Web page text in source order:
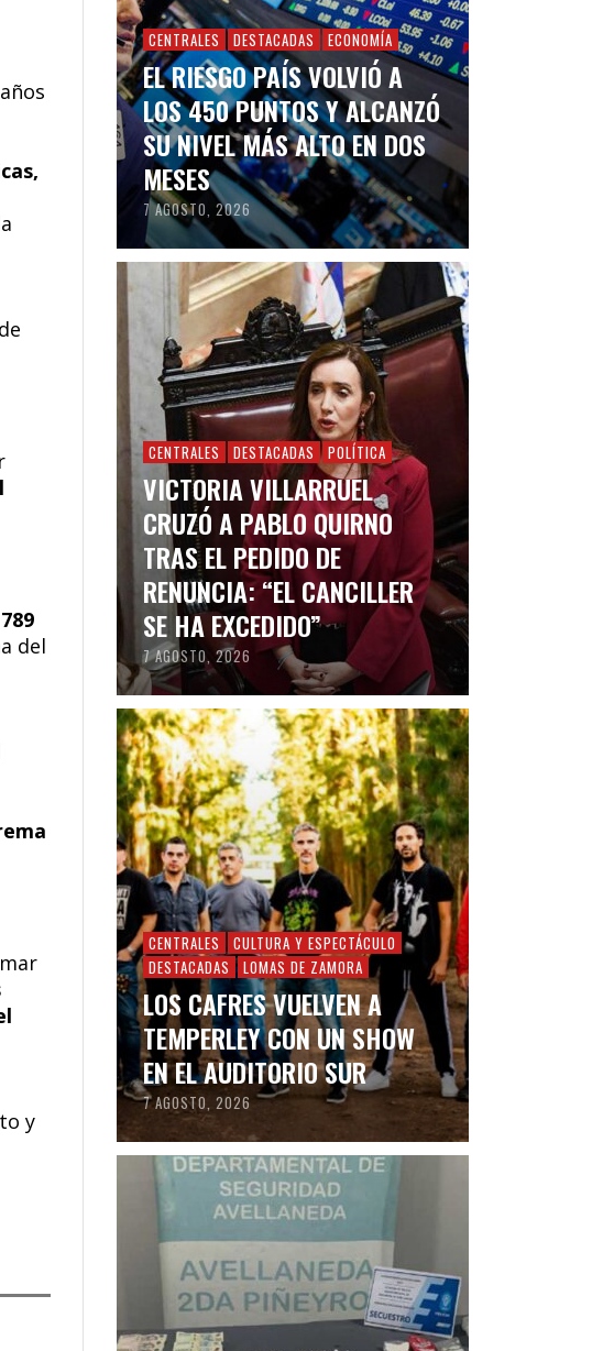
del
y
CENTRALES DESTACADAS ECONOMÍA
EL RIESGO PAÍS VOLVIÓ A
LOS 450 PUNTOS Y ALCANZÓ
SU NIVEL MÁS ALTO EN DOS
MESES
7 AGOSTO, 2026
CENTRALES DESTACADAS POLÍTICA
VICTORIA VILLARRUEL
CRUZÓ A PABLO QUIRNO
TRAS EL PEDIDO DE
RENUNCIA: “EL CANCILLER
SE HA EXCEDIDO”
7 AGOSTO, 2026
CENTRALES
CULTURA Y ESPECTÁCULO
DESTACADAS
LOMAS DE ZAMORA
LOS CAFRES VUELVEN A
TEMPERLEY CON UN SHOW
EN EL AUDITORIO SUR
7 AGOSTO, 2026